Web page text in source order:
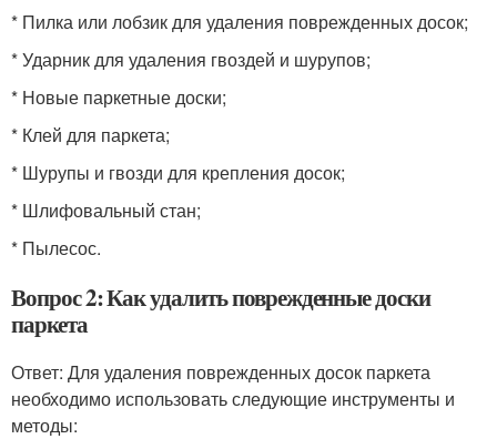
* Пилка или лобзик для удаления поврежденных досок;
* Ударник для удаления гвоздей и шурупов;
* Новые паркетные доски;
* Клей для паркета;
* Шурупы и гвозди для крепления досок;
* Шлифовальный стан;
* Пылесос.
Вопрос 2: Как удалить поврежденные доски
паркета
Ответ: Для удаления поврежденных досок паркета
необходимо использовать следующие инструменты и
методы: